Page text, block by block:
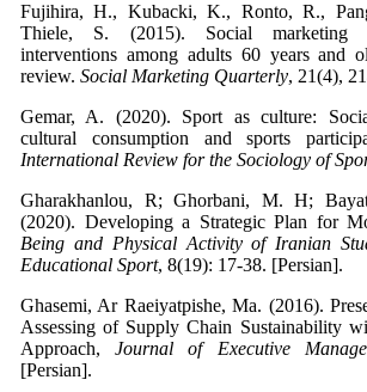
Fujihira, H., Kubacki, K., Ronto, R.,
Thiele, S. (2015). Social marketing
interventions among adults 60 years and
review. Social Marketing Quarterly, 21(4),
Gemar, A. (2020). Sport as culture:
cultural consumption and sports
International Review for the Sociology of
Gharakhanlou, R; Ghorbani, M. H;
(2020). Developing a Strategic Plan for
Being and Physical Activity of Iranian
Educational Sport, 8(19): 17-38. [Persian].
Ghasemi, Ar Raeiyatpishe, Ma. (2016).
Assessing of Supply Chain Sustainability
Approach,Journal of Executive
[Persian].